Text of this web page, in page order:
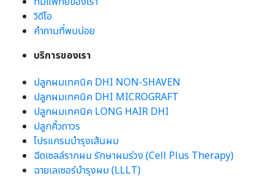
วิดีโอ
คำถามที่พบบ่อย
บริการของเรา
ปลูกผมเทคนิค DHI NON-SHAVEN
ปลูกผมเทคนิค DHI MICROGRAFT
ปลูกผมเทคนิค LONG HAIR DHI
ปลูกคิ้วถาวร
โปรแกรมบำรุงเส้นผม
ฉีดเซลล์รากผม รักษาผมร่วง (Cell Plus Therapy)
ฉายเลเซอร์บำรุงผม (LLLT)